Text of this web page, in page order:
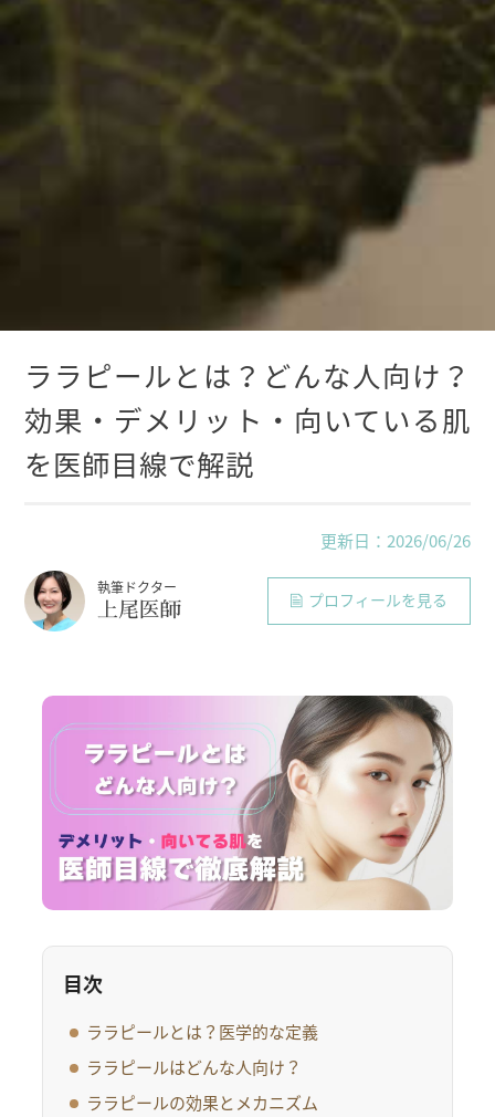
ララピールとは？どんな人向け？
効果・デメリット・向いている肌
を医師目線で解説
更新日：2026/06/26
執筆ドクター
上尾医師 プロフィールを見る
目次
ララピールとは？医学的な定義
ララピールはどんな人向け？
ララピールの効果とメカニズム